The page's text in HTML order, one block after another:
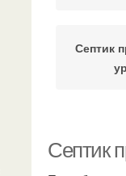
Септик
Септик